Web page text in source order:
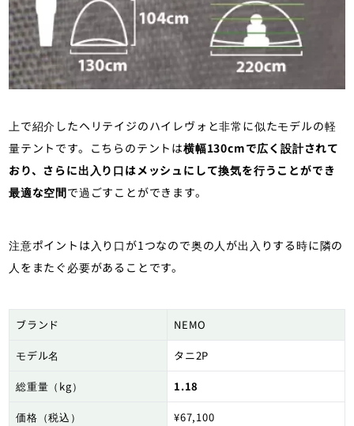
上で紹介したヘリテイジのハイレヴォと非常に似たモデルの軽
量テントです。こちらのテントは横幅130cmで広く設計されて
おり、さらに出入り口はメッシュにして換気を行うことができ
最適な空間で過ごすことができます。
注意ポイントは入り口が1つなので奥の人が出入りする時に隣の
人をまたぐ必要があることです。
ブランド NEMO
モデル名 タニ2P
総重量（kg） 1.18
価格（税込） ¥67,100